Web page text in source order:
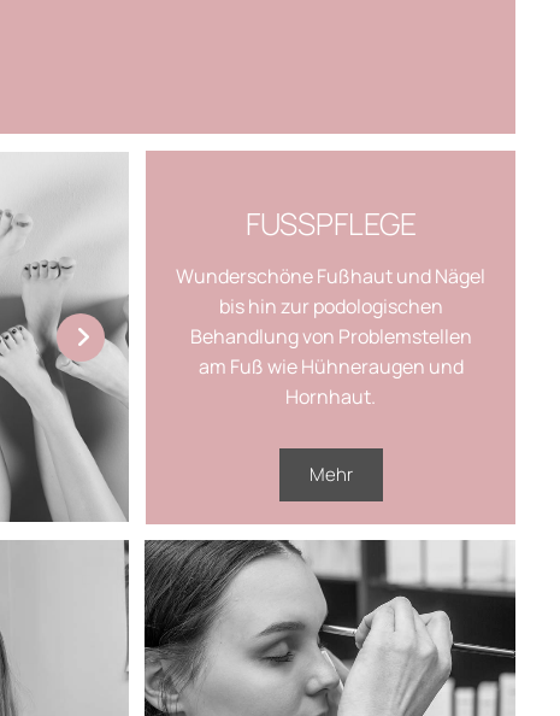
FUSSPFLEGE
Wunderschöne Fußhaut und Nägel
bis hin zur podologischen
Behandlung von Problemstellen
am Fuß wie Hühneraugen und
Hornhaut.
Mehr